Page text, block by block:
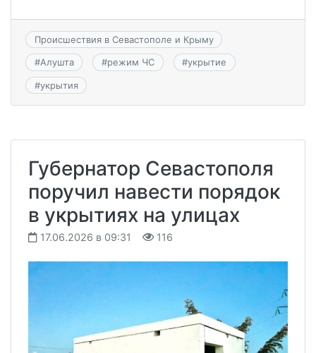
Происшествия в Севастополе и Крыму
#Алушта #режим ЧС #укрытие
#укрытия
Губернатор Севастополя
поручил навести порядок
в укрытиях на улицах
17.06.2026 в 09:31 116